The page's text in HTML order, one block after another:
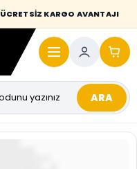
KARGO AVANTAJI
taşıma bedeli alıcıya
ARA